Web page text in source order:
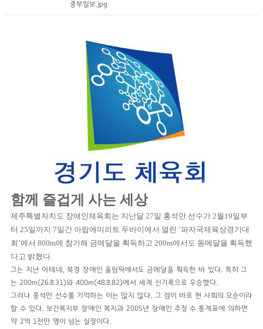
중부일보.jpg
함께 즐겁게 사는 세상
제주특별자치도 장애인체육회는 지난달 27일 홍석만 선수가 2월19일부
터 25일까지 7일간 아랍에미리트 두바이에서 열린 ‘파자국제육상경기대
회’에서 800m에 참가해 금메달을 획득하고 200m에서도 동메달을 획득했
다고 밝혔다.
그는 지난 아테네, 북경 장애인 올림픽에서도 금메달을 획득한 바 있다. 특히 그
는 200m(26초31)와 400m(48초82)에서 세계 신기록으로 우승했다.
그러나 홍석만 선수를 기억하는 이는 많지 않다. 그 점이 바로 현 사회의 모순이라
할 수 있다. 보건복지부 장애인 복지과 2005년 장애인 추정 수 통계표에 의하면
약 2억 1천만 명이 넘는 실정이다.